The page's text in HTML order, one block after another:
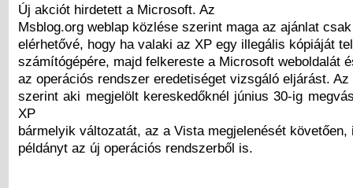
Új akciót hirdetett a Microsoft. Az
Msblog.org weblap közlése szerint maga az ajánlat
elérhetővé, hogy ha valaki az XP egy illegális kópiáját
számítógépére, majd felkereste a Microsoft weboldalát
az operációs rendszer eredetiséget vizsgáló eljárást. Az
szerint aki megjelölt kereskedőknél június 30-ig
XP
bármelyik változatát, az a Vista megjelenését követően,
példányt az új operációs rendszerből is.